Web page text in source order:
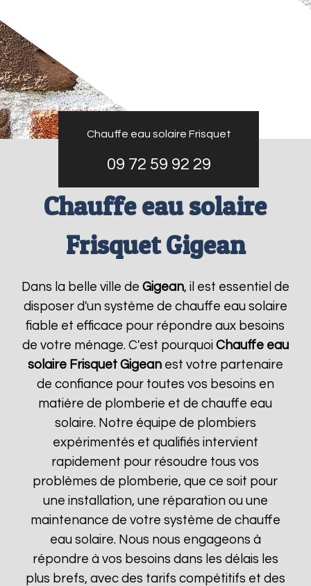
Chauffe eau solaire Frisquet
09 72 59 92 29
Chauffe eau solaire
Frisquet Gigean
Dans la belle ville de Gigean, il est essentiel de
disposer d'un système de chauffe eau solaire
fiable et efficace pour répondre aux besoins
de votre ménage. C'est pourquoi Chauffe eau
solaire Frisquet Gigeanest votre partenaire
de confiance pour toutes vos besoins en
matière de plomberie et de chauffe eau
solaire. Notre équipe de plombiers
expérimentés et qualifiés intervient
rapidement pour résoudre tous vos
problèmes de plomberie, que ce soit pour
une installation, une réparation ou une
maintenance de votre système de chauffe
eau solaire. Nous nous engageons à
répondre à vos besoins dans les délais les
plus brefs, avec des tarifs compétitifs et des